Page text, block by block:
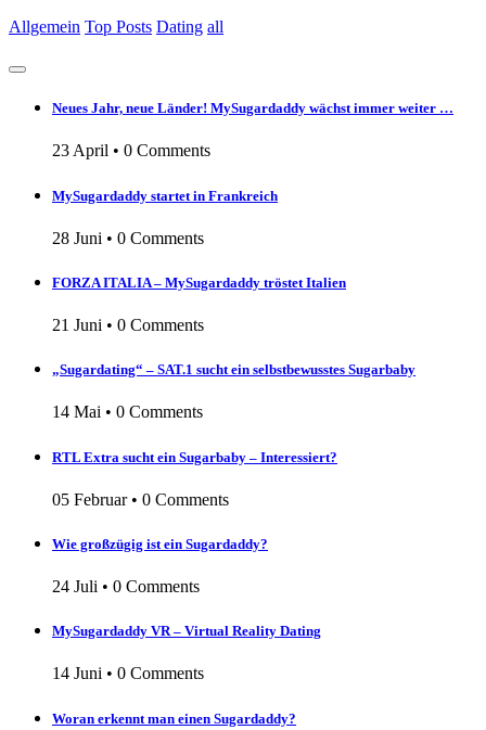
Allgemein Top Posts Dating all
Neues Jahr, neue Länder! MySugardaddy wächst immer weiter …
23 April • 0 Comments
MySugardaddy startet in Frankreich
28 Juni • 0 Comments
FORZA ITALIA – MySugardaddy tröstet Italien
21 Juni • 0 Comments
„Sugardating“ – SAT.1 sucht ein selbstbewusstes Sugarbaby
14 Mai • 0 Comments
RTL Extra sucht ein Sugarbaby – Interessiert?
05 Februar• 0 Comments
Wie großzügig ist ein Sugardaddy?
24 Juli • 0 Comments
MySugardaddy VR – Virtual Reality Dating
14 Juni • 0 Comments
Woran erkennt man einen Sugardaddy?